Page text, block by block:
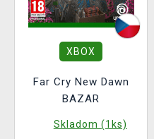
XBOX
Far Cry New Dawn
BAZAR
Skladom (1ks)